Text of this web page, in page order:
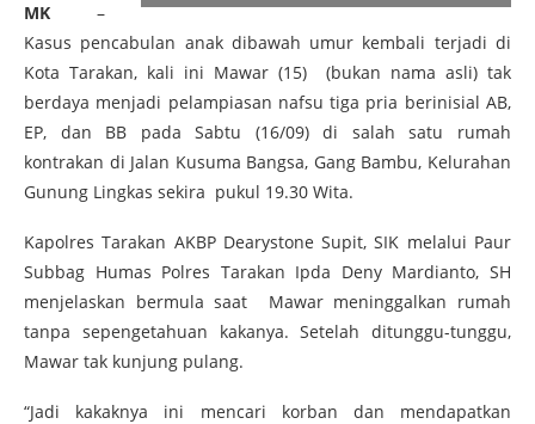
MK –
Kasus pencabulan anak dibawah umur kembali terjadi di
Kota Tarakan, kali ini Mawar (15) (bukan nama asli) tak
berdaya menjadi pelampiasan nafsu tiga pria berinisial AB,
EP, dan BB pada Sabtu (16/09) di salah satu rumah
kontrakan di Jalan Kusuma Bangsa, Gang Bambu, Kelurahan
Gunung Lingkas sekira pukul 19.30 Wita.
Kapolres Tarakan AKBP Dearystone Supit, SIK melalui Paur
Subbag Humas Polres Tarakan Ipda Deny Mardianto, SH
menjelaskan bermula saat Mawar meninggalkan rumah
tanpa sepengetahuan kakanya. Setelah ditunggu-tunggu,
Mawar tak kunjung pulang.
“Jadi kakaknya ini mencari korban dan mendapatkan